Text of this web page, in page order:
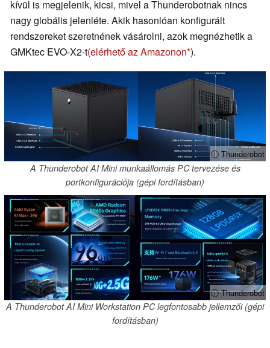
kívül is megjelenik, kicsi, mivel a Thunderobotnak nincs
nagy globális jelenléte. Akik hasonlóan konfigurált
rendszereket szeretnének vásárolni, azok megnézhetik a
GMKtec EVO-X2-t(elérhető az Amazonon ).
ⓘ Thunderobot
A Thunderobot AI Mini munkaállomás PC tervezése és
portkonfigurációja (gépi fordításban)
ⓘ Thunderobot
A Thunderobot AI Mini Workstation PC legfontosabb jellemzői (gépi
fordításban)